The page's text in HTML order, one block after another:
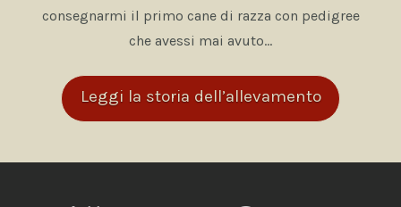
consegnarmi il primo cane di razza con pedigree
che avessi mai avuto…
Leggi la storia dell’allevamento